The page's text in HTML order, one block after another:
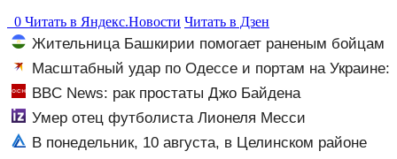
0 Читать в Яндекс.Новости Читать в Дзен
Жительница Башкирии помогает раненым бойцам
в госпитале ЛНР
Масштабный удар по Одессе и портам на Украине:
Последние новости, подробности об ударах России 9
августа 2026 года
BBC News: рак простаты Джо Байдена
распространился на его кости и органы
Умер отец футболиста Лионеля Месси
В понедельник, 10 августа, в Целинском районе